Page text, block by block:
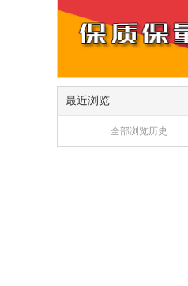
最近浏览
全部浏览历史